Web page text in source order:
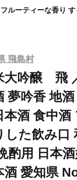
ーティーな香り
飛島村
大吟醸 飛
夢吟香 地
本酒 食中酒
した飲み口
酌用 日本
酒 愛知県